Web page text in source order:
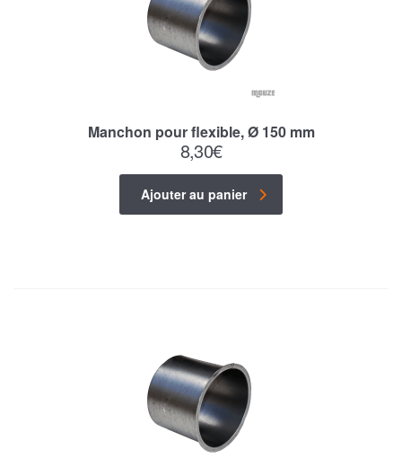
Manchon pour flexible, Ø 150 mm
8,30€
Ajouter au panier